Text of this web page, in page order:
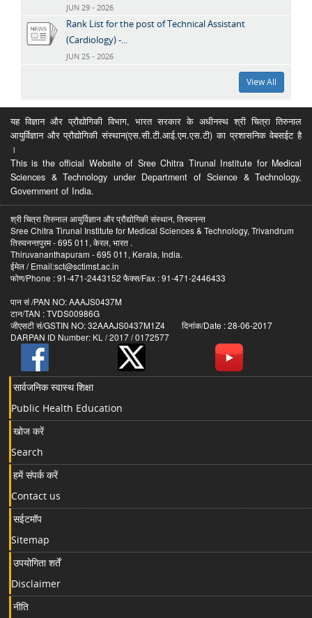
JUN 29 - 2026
Rank List for the post of Technical Assistant
(Cardiology) -...
JUN 25 - 2026
View All
यह विज्ञान और प्रौद्योगिकी विभाग, भारत सरकार के अधीनस्थ श्री चित्रा तिरुनाल
आयुर्विज्ञान और प्रौद्योगिकी संस्थान(एस.सी.टी.आई.एम.एस.टी) का प्रशासनिक वेबसईट है
।
This is the official Website of Sree Chitra Tirunal Institute for Medical
Sciences & Technology under Department of Science & Technology,
Government of India.
श्री चित्रा तिरुनाल आयुर्विज्ञान और प्रौद्योगिकी संस्थान, तिरुवनन्त
Sree Chitra Tirunal Institute for Medical Sciences & Technology, Trivandrum
तिरुवनन्तपुरम - 695 011, केरल, भारत .
Thiruvananthapuram - 695 011, Kerala, India.
ईमेल / Email:sct@sctimst.ac.in
फोण/Phone : 91-471-2443152 फैक्स/Fax : 91-471-2446433
पान सं /PAN NO: AAAJS0437M
टान/TAN : TVDS00986G
जीएसटी सं/GSTIN NO: 32AAAJS0437M1Z4 दिनांक/Date : 28-06-2017
DARPAN ID Number: KL / 2017 / 0172577
सार्वजनिक स्वास्थ शिक्षा
Public Health Education
खोज करें
Search
हमें संपर्क करें
Contact us
सईटमॉप
Sitemap
उपयोगिता शर्तें
Disclaimer
नीति